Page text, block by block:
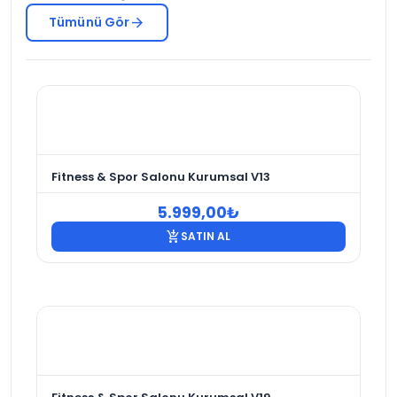
Tümünü Görarrow_forward
Fitness & Spor Salonu Kurumsal V13
5.999,00₺
add_shopping_cartSATIN AL